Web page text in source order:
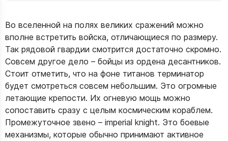
Во вселенной на полях великих сражений можно
вполне встретить войска, отличающиеся по размеру.
Так рядовой гвардии смотрится достаточно скромно.
Совсем другое дело – бойцы из ордена десантников.
Стоит отметить, что на фоне титанов терминатор
будет смотреться совсем небольшим. Это огромные
летающие крепости. Их огневую мощь можно
сопоставить сразу с целым космическим кораблем.
Промежуточное звено – imperial knight. Это боевые
механизмы, которые обычно принимают активное